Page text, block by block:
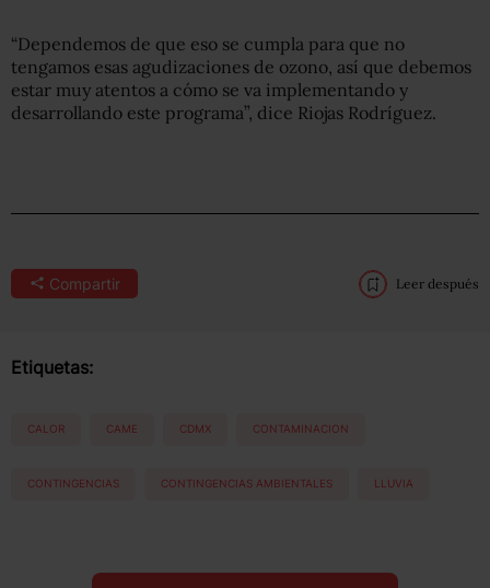
“Dependemos de que eso se cumpla para que no
tengamos esas agudizaciones de ozono, así que debemos
estar muy atentos a cómo se va implementando y
desarrollando este programa”, dice Riojas Rodríguez.
Compartir Leer después
Etiquetas:
CALOR CAME CDMX CONTAMINACION
CONTINGENCIAS CONTINGENCIAS AMBIENTALES LLUVIA